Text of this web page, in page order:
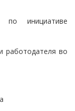
по инициативе
работодателя во